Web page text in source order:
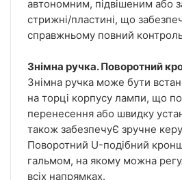
автономним, підвішеним або
стрижні/пластині, що
справжньому повний
Знімна ручка. Поворотний
Знімна ручка може бути
на торці корпусу лампи, що
перенесення або швидку
також забезпечуЄ зручне
Поворотний U-подібний
гальмом, на якому можна
всіх напрямках.